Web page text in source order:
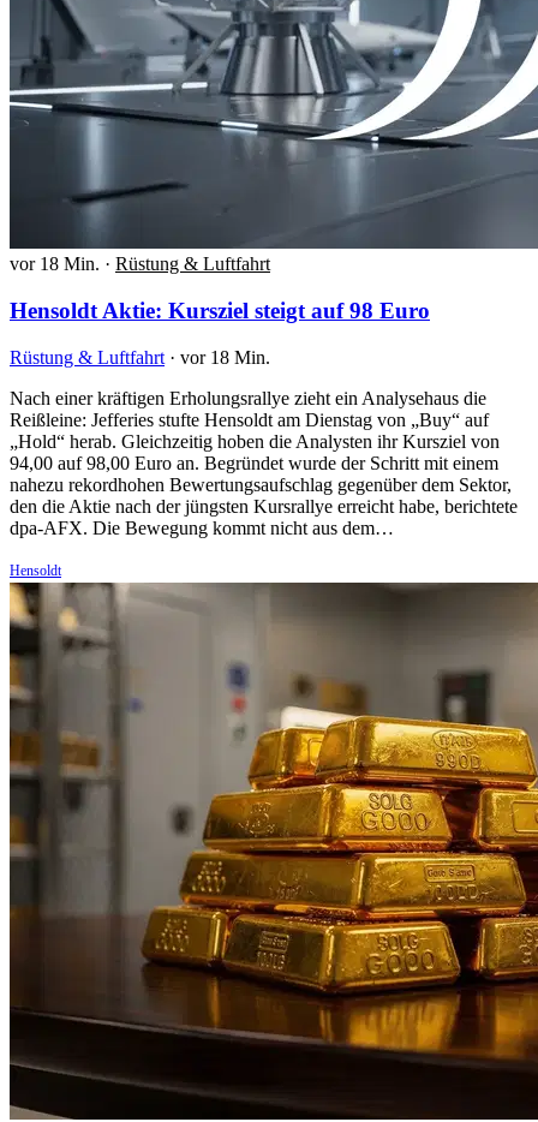
vor 18 Min. · Rüstung & Luftfahrt
Hensoldt Aktie: Kursziel steigt auf 98 Euro
Rüstung & Luftfahrt · vor 18 Min.
Nach einer kräftigen Erholungsrallye zieht ein Analysehaus die
Reißleine: Jefferies stufte Hensoldt am Dienstag von „Buy“ auf
„Hold“ herab. Gleichzeitig hoben die Analysten ihr Kursziel von
94,00 auf 98,00 Euro an. Begründet wurde der Schritt mit einem
nahezu rekordhohen Bewertungsaufschlag gegenüber dem Sektor,
den die Aktie nach der jüngsten Kursrallye erreicht habe, berichtete
dpa-AFX. Die Bewegung kommt nicht aus dem…
Hensoldt